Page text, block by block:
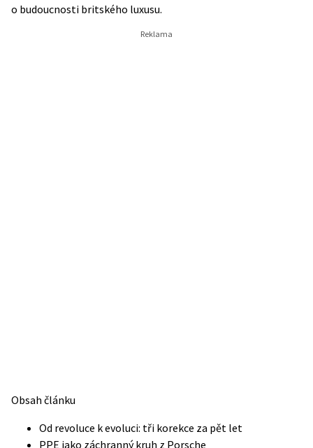
o budoucnosti britského luxusu.
Obsah článku
Od revoluce k evoluci: tři korekce za pět let
PPE jako záchranný kruh z Porsche